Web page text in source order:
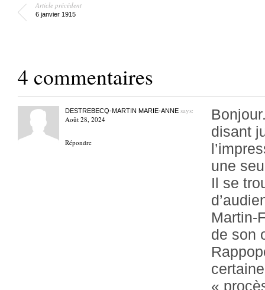
Article précédent
6 janvier 1915
4 commentaires
DESTREBECQ-MARTIN MARIE-ANNE says:
Août 28, 2024
Répondre
disant
une
Il se
Martin-
de son
«